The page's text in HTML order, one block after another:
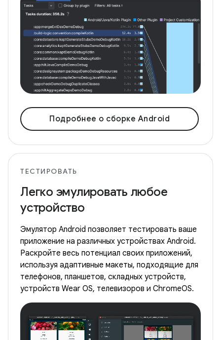
Подробнее о сборке Android
ТЕСТИРОВАТЬ
Легко эмулировать любое
устройство
Эмулятор Android позволяет тестировать ваше
приложение на различных устройствах Android.
Раскройте весь потенциал своих приложений,
используя адаптивные макеты, подходящие для
телефонов, планшетов, складных устройств,
устройств Wear OS, телевизоров и ChromeOS.